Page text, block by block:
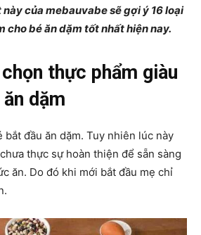
của mebauvabe sẽ gợi ý 16 loại
cho bé ăn dặm tốt nhất hiện nay.
thực phẩm giàu
dặm
bắt đầu ăn dặm. Tuy nhiên lúc này
thực sự hoàn thiện để sẵn sàng
ăn. Do đó khi mới bắt đầu mẹ chỉ